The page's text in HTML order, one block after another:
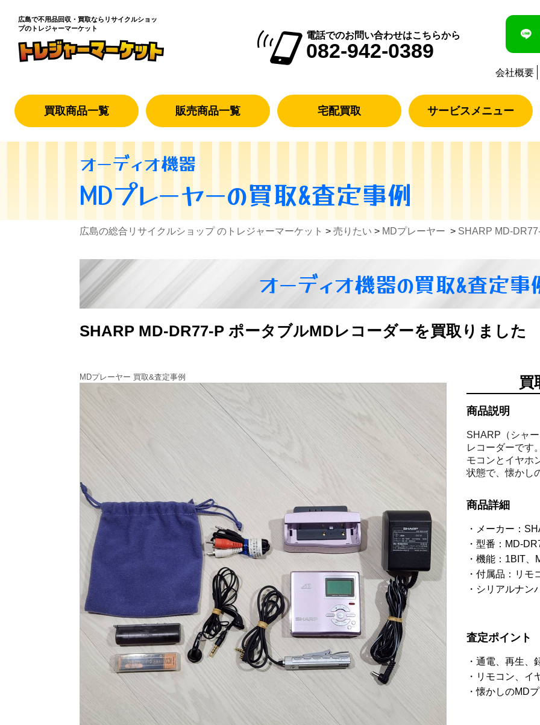
広島で不用品回収・買取なら リサイクルショッ
プのトレジャーマーケット
電話でのお問い合わせはこちらから
082-942-0389
会社概要
買取商品一覧 販売商品一覧 宅配買取 サービスメニュー
オーディオ機器
MDプレーヤーの買取&査定事例
広島の総合リサイクルショップ のトレジャーマーケット > 売りたい > MDプレーヤー > SHARP MD-
オーディオ機器の買取&査定事
SHARP MD-DR77-P ポータブルMDレコーダーを買取りました
買
商品説明
SHARP（シャ
レコーダーです
モコンとイヤホ
状態で、懐かし
商品詳細
メーカー：
型番：MD-
機能：1BIT、
付属品：リモ
シリアルナン
査定ポイント
通電、再生、
リモコン、イ
懐かしのMD
MDプレーヤー 買取&査定事例